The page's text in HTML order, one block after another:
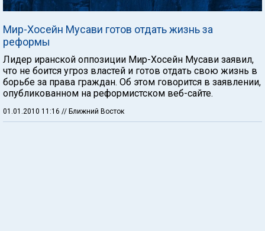
Мир-Хосейн Мусави готов отдать жизнь за
реформы
Лидер иранской оппозиции Мир-Хосейн Мусави заявил,
что не боится угроз властей и готов отдать свою жизнь в
борьбе за права граждан. Об этом говорится в заявлении,
опубликованном на реформистском веб-сайте.
01.01.2010 11:16 // Ближний Восток